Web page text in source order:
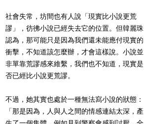
社會失常，坊間也有人說「現實比小說更荒
謬」，彷彿小說已經失去它的位置。但韓麗珠
認為，那可能只是因為我們還未能應付現實的
衝擊，不知道該怎麼辦，才會這樣說。小說並
非單靠荒謬感來維繫，我們也不知道，現實是
否已經比小說更荒謬。
不過，她其實也處於一種無法寫小說的狀態：
「那是因為，人與人之間的情感連結太深，產